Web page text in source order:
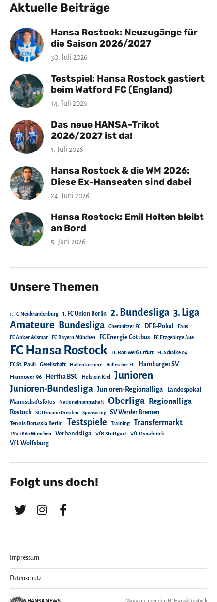
Aktuelle Beiträge
Hansa Rostock: Neuzugänge für
die Saison 2026/2027
30. Juli 2026
Testspiel: Hansa Rostock gastiert
beim Watford FC (England)
14. Juli 2026
Das neue HANSA-Trikot
2026/2027 ist da!
1. Juli 2026
Hansa Rostock & die WM 2026:
Diese Ex-Hanseaten sind dabei
24. Juni 2026
Hansa Rostock: Emil Holten bleibt
an Bord
5. Juni 2026
Unsere Themen
1. FC Neubrandenburg 1. FC Union Berlin 2. Bundesliga 3. Liga
Amateure Bundesliga Chemnitzer FC DFB-Pokal Fans
FC Anker Wismar FC Bayern München FC Energie Cottbus FC Erzgebirge Aue
FC Hansa Rostock FC Rot-Weiß Erfurt FC Schalke 04
FC St. Pauli Gesellschaft Hallenturniere Hallescher FC Hamburger SV
Hannover 96 Hertha BSC Holstein Kiel Junioren
Junioren-Bundesliga Junioren-Regionalliga
Landespokal
Mannschaftsfotos
Nationalmannschaft Oberliga Regionalliga
Rostock SG Dynamo Dresden Sponsoring SV Werder Bremen
Tennis Borussia Berlin Testspiele Training Transfermarkt
TSV 1860 München Verbandsliga VfB Stuttgart VfL Osnabrück
VfL Wolfsburg
Folgt uns doch!
Impressum
Datenschutz
© 2026 HANSA NEWS Magazin über den FC Hansa Rostock